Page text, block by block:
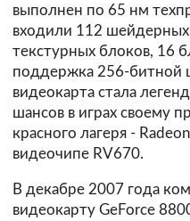
выполнен по 65 нм
входили 112 шейдерных
текстурных блоков, 16
поддержка 256-битной
видеокарта стала
шансов в играх своему
красного лагеря -
видеочипе RV670.
В декабре 2007 года
видеокарту GeForce